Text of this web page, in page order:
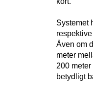
Systemet
Även om
meter
200
betydligt